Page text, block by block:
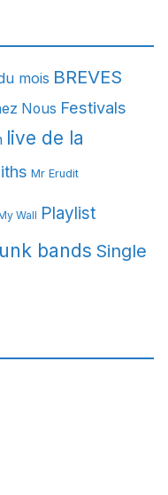
mois BREVES
Nous Festivals
live de la
Mr Erudit
Wall Playlist
bands Single